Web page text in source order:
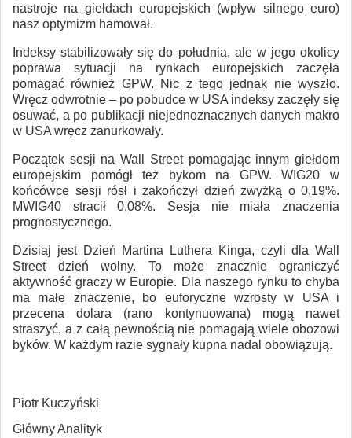
nastroje na giełdach europejskich (wpływ silnego euro)
nasz optymizm hamował.
Indeksy stabilizowały się do południa, ale w jego okolicy
poprawa sytuacji na rynkach europejskich zaczęła
pomagać również GPW. Nic z tego jednak nie wyszło.
Wręcz odwrotnie – po pobudce w USA indeksy zaczęły się
osuwać, a po publikacji niejednoznacznych danych makro
w USA wręcz zanurkowały.
Początek sesji na Wall Street pomagając innym giełdom
europejskim pomógł też bykom na GPW. WIG20 w
końcówce sesji rósł i zakończył dzień zwyżką o 0,19%.
MWIG40 stracił 0,08%. Sesja nie miała znaczenia
prognostycznego.
Dzisiaj jest Dzień Martina Luthera Kinga, czyli dla Wall
Street dzień wolny. To może znacznie ograniczyć
aktywność graczy w Europie. Dla naszego rynku to chyba
ma małe znaczenie, bo euforyczne wzrosty w USA i
przecena dolara (rano kontynuowana) mogą nawet
straszyć, a z całą pewnością nie pomagają wiele obozowi
byków. W każdym razie sygnały kupna nadal obowiązują.
Piotr Kuczyński
Główny Analityk